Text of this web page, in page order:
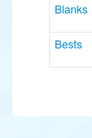
Blanks
Bests